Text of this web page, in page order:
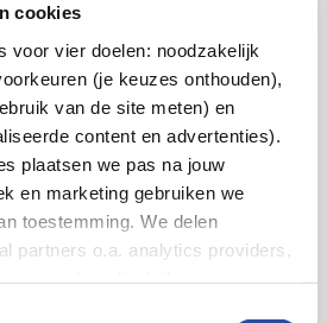
cookies
voor vier doelen: noodzakelijk
(je keuzes onthouden),
van de site meten) en
content en advertenties).
plaatsen we pas na jouw
en marketing gebruiken we
toestemming. We delen
partners o.a. analytics providers,
4.106 reviews
VolgDAop: